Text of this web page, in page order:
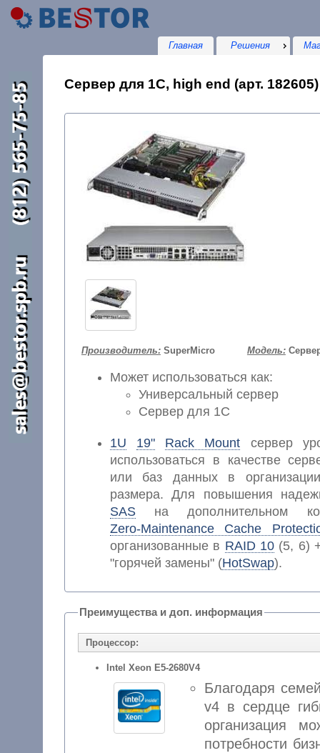
Главная Решения
Сервер для 1С, high end (арт. 182605)
Производитель:SuperMicro Модель:
Может использоваться как:
Универсальный сервер
Сервер для 1С
1U 19" Rack Mountсервер
использоваться в качестве
или баз данных в
размера. Для повышения
SASна дополнительном
Zero-Maintenance Cache
организованные в RAID 10(5, 6)
"горячей замены" (HotSwap).
Преимущества и доп. информация
Процессор:
Intel Xeon E5-2680V4
Благодаря
v4 в сердце
организация
потребности